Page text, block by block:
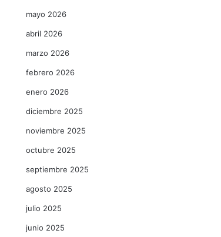
mayo 2026
abril 2026
marzo 2026
febrero 2026
enero 2026
diciembre 2025
noviembre 2025
octubre 2025
septiembre 2025
agosto 2025
julio 2025
junio 2025